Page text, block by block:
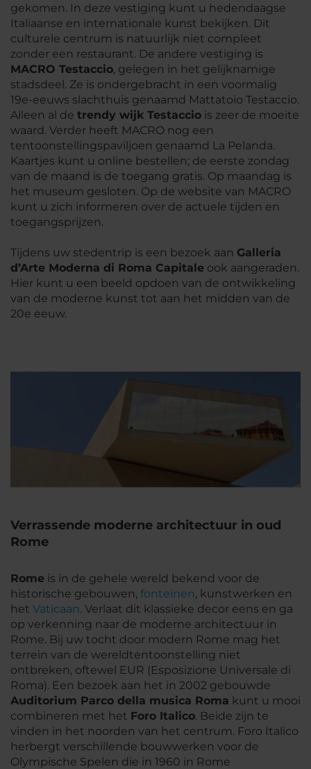
gekomen. In deze vestiging kunt u hedendaagse
Italiaanse en internationale kunst bekijken. Dit
culturele centrum is natuurlijk niet compleet
zonder een restaurant. De andere vestiging is
MACRO Testaccio, gelegen in het gelijknamige
stadsdeel. Ze is ondergebracht in een voormalig
19e-eeuws slachthuis genaamd Mattatoio Testaccio.
Alleen al de trendy wijk Testaccio is zeer de moeite
waard. Verder heeft MACRO nog een
tentoonstellingspaviljoen genaamd La Pelanda.
Kaartjes kunt u online bestellen; de eerste zondag
van de maand is de toegang gratis. Op maandag is
het museum gesloten. Op de website van MACRO
kunt u zich informeren over de actuele tijden en
toegangsprijzen.
Tijdens uw stedentrip is een bezoek aan Galleria
d’Arte Moderna di Roma Capitale ook aangeraden.
Hier kunt u een beeld opdoen van de ontwikkeling
van de moderne kunst tot aan het midden van de
20e eeuw.
Verrassende moderne architectuur in oud
Rome
Rome is in de gehele wereld bekend voor de
historische gebouwen, fonteinen, kunstwerken en
het Vaticaan. Verlaat dit klassieke decor eens en ga
op verkenning naar de moderne architectuur in
Rome. Bij uw tocht door modern Rome mag het
terrein van de wereldtentoonstelling niet
ontbreken, oftewel EUR (Esposizione Universale di
Roma). Een bezoek aan het in 2002 gebouwde
Auditorium Parco della musica Roma kunt u mooi
combineren met het Foro Italico. Beide zijn te
vinden in het noorden van het centrum. Foro Italico
herbergt verschillende bouwwerken voor de
Olympische Spelen die in 1960 in Rome